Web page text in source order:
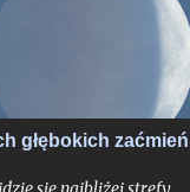
2026 roku. O ile bowiem
tego miesiąca
głębokimi zaćmieniami
zjawisk
nikt z nas jeszcze nie
głębokich zaćmień